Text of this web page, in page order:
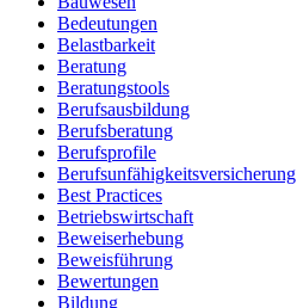
Bedeutungen
Belastbarkeit
Beratung
Beratungstools
Berufsausbildung
Berufsberatung
Berufsprofile
Berufsunfähigkeitsversicherung
Best Practices
Betriebswirtschaft
Beweiserhebung
Beweisführung
Bewertungen
Bildung